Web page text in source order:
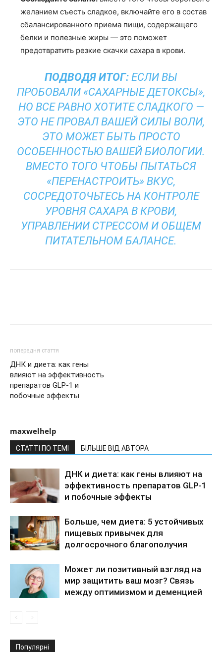
желанием съесть сладкое, включайте его в состав
сбалансированного приема пищи, содержащего
белки и полезные жиры — это поможет
предотвратить резкие скачки сахара в крови.
ПОДВОДЯ ИТОГ: ЕСЛИ ВЫ
ПРОБОВАЛИ «САХАРНЫЕ ДЕТОКСЫ»,
НО ВСЕ РАВНО ХОТИТЕ СЛАДКОГО —
ЭТО НЕ ПРОВАЛ ВАШЕЙ СИЛЫ ВОЛИ,
ЭТО МОЖЕТ БЫТЬ ПРОСТО
ОСОБЕННОСТЬЮ ВАШЕЙ БИОЛОГИИ.
ВМЕСТО ТОГО ЧТОБЫ ПЫТАТЬСЯ
«ПЕРЕНАСТРОИТЬ» ВКУС,
СОСРЕДОТОЧЬТЕСЬ НА КОНТРОЛЕ
УРОВНЯ САХАРА В КРОВИ,
УПРАВЛЕНИИ СТРЕССОМ И ОБЩЕМ
ПИТАТЕЛЬНОМ БАЛАНСЕ.
попередня стаття
ДНК и диета: как гены
влияют на эффективность
препаратов GLP-1 и
побочные эффекты
maxwelhelp
СТАТТІ ПО ТЕМІ БІЛЬШЕ ВІД АВТОРА
ДНК и диета: как гены влияют на
эффективность препаратов GLP-1
и побочные эффекты
Больше, чем диета: 5 устойчивых
пищевых привычек для
долгосрочного благополучия
Может ли позитивный взгляд на
мир защитить ваш мозг? Связь
между оптимизмом и деменцией
Популярні